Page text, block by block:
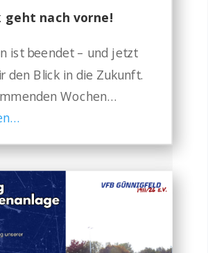
geht nach vorne!
ist beendet – und jetzt
den Blick in die Zukunft.
Wochen…